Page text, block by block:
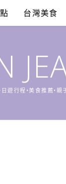
台灣美食
遊行程•美食推薦•親